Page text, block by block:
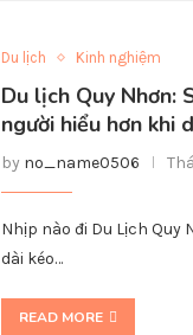
Du lịch Kinh nghiệm
Du lịch Quy Nhơn:
người hiểu hơn khi
by no_name0506
Nhịp nào đi Du Lịch
dài kéo…
READ MORE